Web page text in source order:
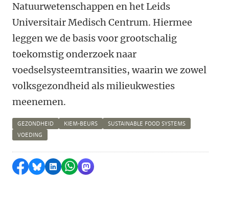
Natuurwetenschappen en het Leids
Universitair Medisch Centrum. Hiermee
leggen we de basis voor grootschalig
toekomstig onderzoek naar
voedselsysteemtransities, waarin we zowel
volksgezondheid als milieukwesties
meenemen.
GEZONDHEID KIEM-BEURS
SUSTAINABLE FOOD SYSTEMS
VOEDING
Delen op Facebook
Delen via Bluesky
Delen op LinkedIn
Delen via WhatsApp
Delen via Mastodon